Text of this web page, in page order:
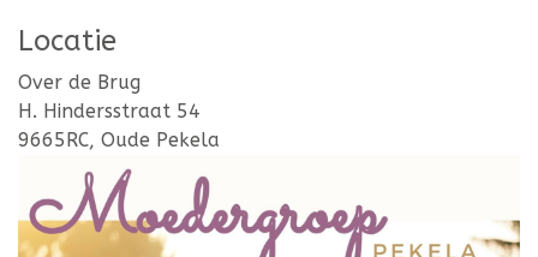
Locatie
Over de Brug
H. Hindersstraat 54
9665RC, Oude Pekela